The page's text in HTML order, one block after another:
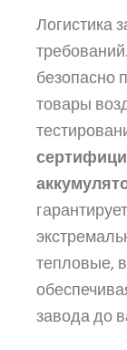
Логистика
безопасно
товары
тепловые,
завода до